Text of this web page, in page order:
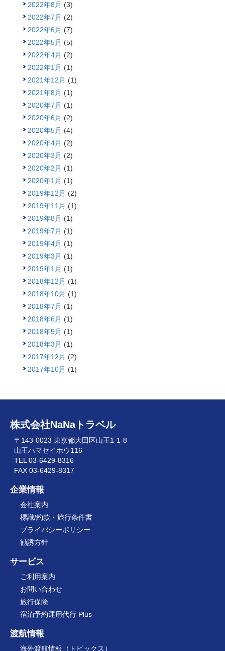
2022年8月 (3)
2022年7月 (2)
2022年6月 (7)
2022年5月 (5)
2022年4月 (2)
2022年1月 (1)
2021年12月 (1)
2021年8月 (1)
2020年7月 (1)
2020年6月 (2)
2020年5月 (4)
2020年4月 (2)
2020年3月 (2)
2020年2月 (1)
2020年1月 (1)
2019年12月 (2)
2019年11月 (1)
2019年8月 (1)
2019年7月 (1)
2019年4月 (1)
2019年3月 (1)
2019年1月 (1)
2018年12月 (1)
2018年10月 (1)
2018年7月 (1)
2018年6月 (1)
2018年5月 (1)
2018年3月 (1)
2017年12月 (2)
2017年10月 (1)
株式会社NaNaトラベル
〒143-0023 東京都大田区山王1-1-8
山王ハマセイホウ116
TEL 03-6429-8316
FAX 03-6429-8317
企業情報
会社案内
標識/約款・旅行条件書
プライバシーポリシー
勧誘方針
サービス
ご利用案内
お問い合わせ
旅行保険
宿泊予約運用代行 Plus
渡航情報
海外渡航情報（トピックス）